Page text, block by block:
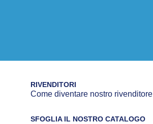
RIVENDITORI
Come diventare nostro rivenditore
SFOGLIA IL NOSTRO CATALOGO